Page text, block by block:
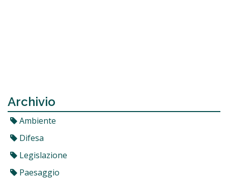
Archivio
Ambiente
Difesa
Legislazione
Paesaggio